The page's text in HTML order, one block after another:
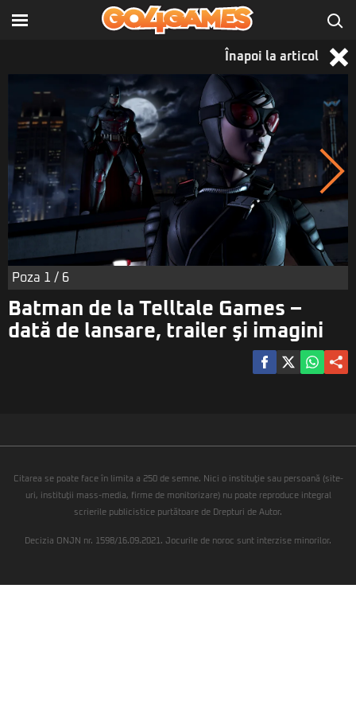
Înapoi la articol
Poza 1 / 6
Batman de la Telltale Games –
dată de lansare, trailer şi imagini
Citarea se poate face în limita a 250 de semne. Nici o instituţie sau persoană (site-
uri, instituţii mass-media, firme de monitorizare) nu poate reproduce integral
scrierile publicistice purtătoare de Drepturi de Autor.
Decizia ONJN nr. 1598/16.09.2021. Jocurile de noroc sunt interzise minorilor.